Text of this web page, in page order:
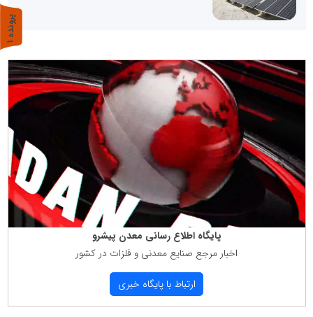
پایگاه اطلاع رسانی معدن پیشرو
اخبار مرجع صنایع معدنی و فلزات در كشور
ارتباط با پایگاه خبری
پ
ر
و
ن
د
ه
1